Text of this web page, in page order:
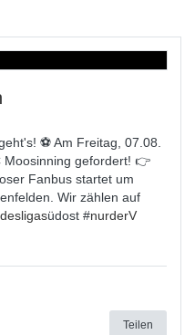
⚽ Am Freitag, 07.08.
Moosinning gefordert! 👉
Fanbus startet um
Wir zählen auf
üdost #nurderV
Teilen